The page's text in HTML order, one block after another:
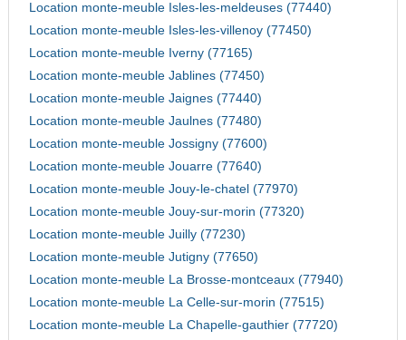
Location monte-meuble Isles-les-meldeuses (77440)
Location monte-meuble Isles-les-villenoy (77450)
Location monte-meuble Iverny (77165)
Location monte-meuble Jablines (77450)
Location monte-meuble Jaignes (77440)
Location monte-meuble Jaulnes (77480)
Location monte-meuble Jossigny (77600)
Location monte-meuble Jouarre (77640)
Location monte-meuble Jouy-le-chatel (77970)
Location monte-meuble Jouy-sur-morin (77320)
Location monte-meuble Juilly (77230)
Location monte-meuble Jutigny (77650)
Location monte-meuble La Brosse-montceaux (77940)
Location monte-meuble La Celle-sur-morin (77515)
Location monte-meuble La Chapelle-gauthier (77720)